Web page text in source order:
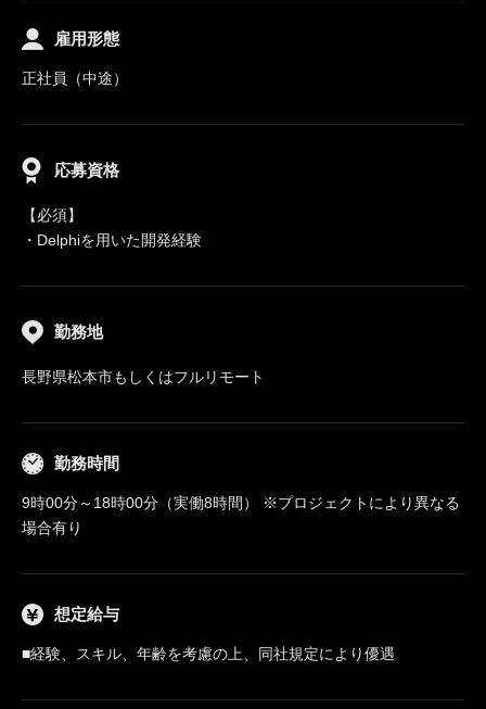
雇用形態
正社員（中途）
応募資格
【必須】
・Delphiを用いた開発経験
勤務地
長野県松本市もしくはフルリモート
勤務時間
9時00分～18時00分（実働8時間） ※プロジェクトにより異なる
場合有り
想定給与
■経験、スキル、年齢を考慮の上、同社規定により優遇